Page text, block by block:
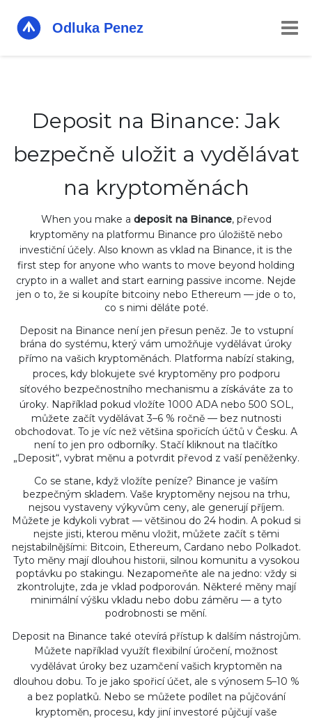
Deposit na Binance: Jak
bezpečně uložit a vydělávat
na kryptoměnách
When you make a deposit na Binance, převod
kryptoměny na platformu Binance pro úložiště nebo
investiční účely. Also known as vklad na Binance, it is the
first step for anyone who wants to move beyond holding
crypto in a wallet and start earning passive income. Nejde
jen o to, že si koupíte bitcoiny nebo Ethereum — jde o to,
co s nimi děláte poté.
Deposit na Binance není jen přesun peněz. Je to vstupní
brána do systému, který vám umožňuje vydělávat úroky
přímo na vašich kryptoměnách. Platforma nabízístaking,
proces, kdy blokujete své kryptoměny pro podporu
síťového bezpečnostního mechanismu a získáváte za to
úroky. Například pokud vložíte 1000 ADA nebo 500 SOL,
můžete začít vydělávat 3–6 % ročně — bez nutnosti
obchodovat. To je víc než většina spořicích účtů v Česku. A
není to jen pro odborníky. Stačí kliknout na tlačítko
„Deposit“, vybrat měnu a potvrdit převod z vaší peněženky.
Co se stane, když vložíte peníze? Binance je vaším
bezpečným skladem. Vaše kryptoměny nejsou na trhu,
nejsou vystaveny výkyvům ceny, ale generují příjem.
Můžete je kdykoli vybrat — většinou do 24 hodin. A pokud si
nejste jisti, kterou měnu vložit, můžete začít s těmi
nejstabilnějšími: Bitcoin, Ethereum, Cardano nebo Polkadot.
Tyto měny mají dlouhou historii, silnou komunitu a vysokou
poptávku po stakingu. Nezapomeňte ale na jedno: vždy si
zkontrolujte, zda je vklad podporován. Některé měny mají
minimální výšku vkladu nebo dobu záměru — a tyto
podrobnosti se mění.
Deposit na Binance také otevírá přístup k dalším nástrojům.
Můžete například využít flexibilní úročení, možnost
vydělávat úroky bez uzamčení vašich kryptoměn na
dlouhou dobu. To je jako spořicí účet, ale s výnosem 5–10 %
a bez poplatků. Nebo se můžete podílet na půjčování
kryptoměn, procesu, kdy jiní investoré půjčují vaše